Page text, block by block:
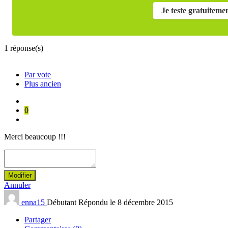
Je teste
1 réponse(s)
Par vote
Plus ancien
0
Merci beaucoup !!!
Modifier
Annuler
enna15 Débutant Répondu le 8 décembre 2015
Partager